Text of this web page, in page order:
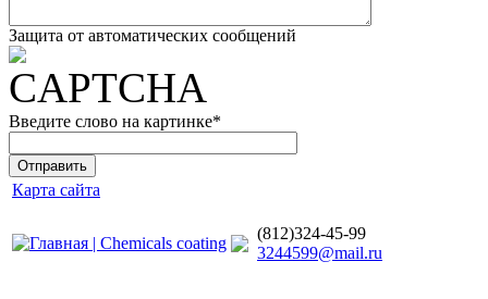
Защита от автоматических сообщений
Введите слово на картинке*
Карта сайта
(812)324-45-99
3244599@mail.ru